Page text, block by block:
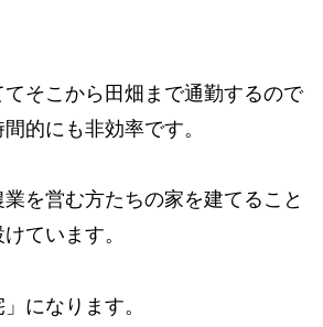
そこから田畑まで通勤するので
的にも非効率です。
を営む方たちの家を建てること
ています。
になります。